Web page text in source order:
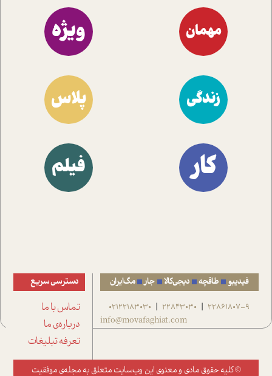
مهمان ویژه
زندگی پلاس
کار فیلم
فیدیبو طاقچه دیجی‌کالا جار مگ‌ایران
22861807-9
|
22843030
|
02122183030
info@movafaghiat.com
دسترسی سریع
تماس با ما
درباره‌ی ما
تعرفه تبلیغات
© کلیه حقوق مادی و معنوی این وب‌سایت متعلق به مجله‌ی موفقیت